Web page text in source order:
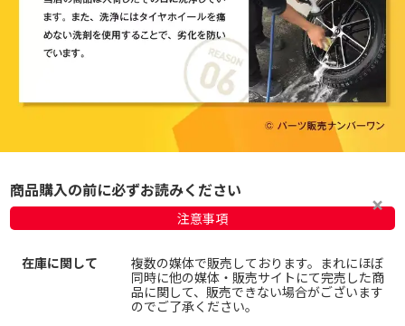
商品購入の前に必ずお読みください
注意事項
在庫に関して
複数の媒体で販売しております。まれにほぼ
同時に他の媒体・販売サイトにて完売した商
品に関して、販売できない場合がございます
のでご了承ください。